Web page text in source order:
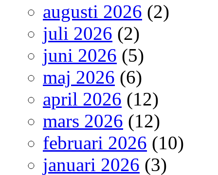
augusti 2026 (2)
juli 2026 (2)
juni 2026 (5)
maj 2026 (6)
april 2026 (12)
mars 2026 (12)
februari 2026 (10)
januari 2026 (3)